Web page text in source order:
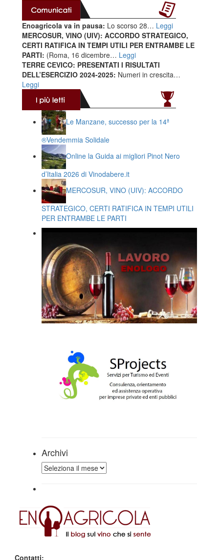
Enoagricola va in pausa: Lo scorso 28… Leggi
MERCOSUR, VINO (UIV): ACCORDO STRATEGICO,
CERTI RATIFICA IN TEMPI UTILI PER ENTRAMBE LE
PARTI: (Roma, 16 dicembre… Leggi
TERRE CEVICO: PRESENTATI I RISULTATI
DELL’ESERCIZIO 2024-2025: Numeri in crescita…
Leggi
Le Manzane, successo per la 14ª
®️Vendemmia Solidale
Online la Guida ai migliori Pinot Nero
d’Italia 2026 di Vinodabere.it
MERCOSUR, VINO (UIV): ACCORDO
STRATEGICO, CERTI RATIFICA IN TEMPI UTILI
PER ENTRAMBE LE PARTI
Archivi
Archivi
Contatti: